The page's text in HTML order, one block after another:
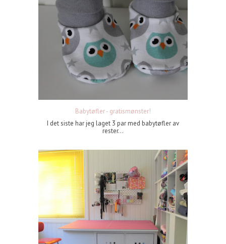
Babytøfler - gratismønster!
I det siste har jeg laget 3 par med babytøfler av
rester...